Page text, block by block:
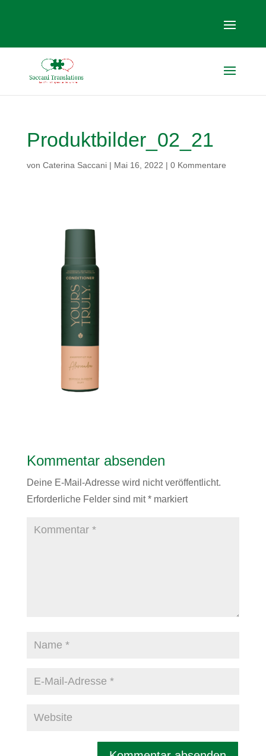
Produktbilder_02_21
von Caterina Saccani| Mai 16, 2022 | 0 Kommentare
Kommentar absenden
Deine E-Mail-Adresse wird nicht veröffentlicht.
Erforderliche Felder sind mit*markiert